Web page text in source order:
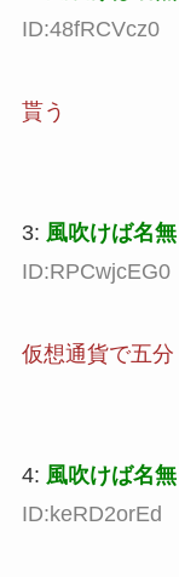
ID:48fRCVcz0
貰う
3: 風吹けば名
ID:RPCwjcEG0
仮想通貨で五分
4: 風吹けば名
ID:keRD2orEd